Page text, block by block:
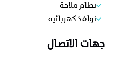
نظام ملاحة
نوافذ كهربائية
جهات الاتصال